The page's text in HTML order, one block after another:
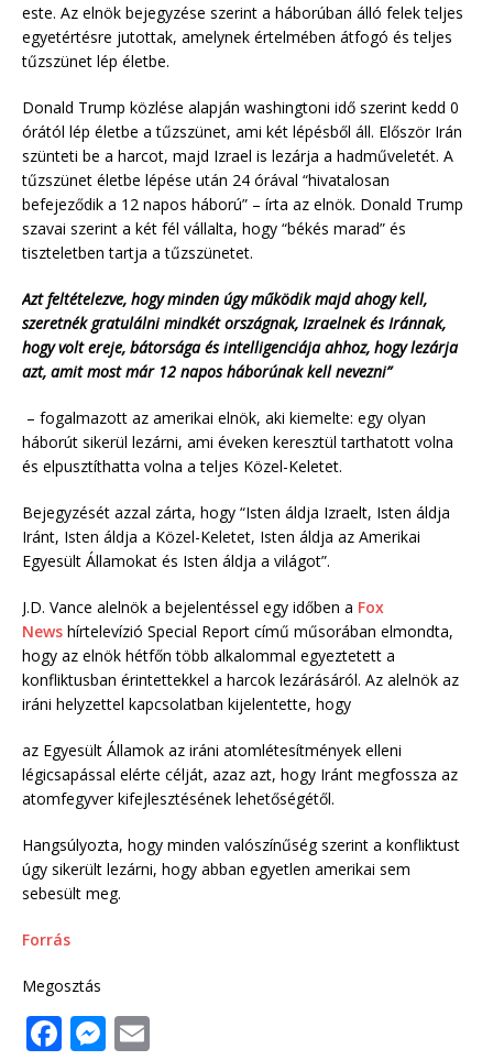
este. Az elnök bejegyzése szerint a háborúban álló felek teljes
egyetértésre jutottak, amelynek értelmében átfogó és teljes
tűzszünet lép életbe.
Donald Trump közlése alapján washingtoni idő szerint kedd 0
órától lép életbe a tűzszünet, ami két lépésből áll. Először Irán
szünteti be a harcot, majd Izrael is lezárja a hadműveletét. A
tűzszünet életbe lépése után 24 órával “hivatalosan
befejeződik a 12 napos háború” – írta az elnök. Donald Trump
szavai szerint a két fél vállalta, hogy “békés marad” és
tiszteletben tartja a tűzszünetet.
Azt feltételezve, hogy minden úgy működik majd ahogy kell,
szeretnék gratulálni mindkét országnak, Izraelnek és Iránnak,
hogy volt ereje, bátorsága és intelligenciája ahhoz, hogy lezárja
azt, amit most már 12 napos háborúnak kell nevezni”
– fogalmazott az amerikai elnök, aki kiemelte: egy olyan
háborút sikerül lezárni, ami éveken keresztül tarthatott volna
és elpusztíthatta volna a teljes Közel-Keletet.
Bejegyzését azzal zárta, hogy “Isten áldja Izraelt, Isten áldja
Iránt, Isten áldja a Közel-Keletet, Isten áldja az Amerikai
Egyesült Államokat és Isten áldja a világot”.
J.D. Vance alelnök a bejelentéssel egy időben a Fox
News hírtelevízió Special Report című műsorában elmondta,
hogy az elnök hétfőn több alkalommal egyeztetett a
konfliktusban érintettekkel a harcok lezárásáról. Az alelnök az
iráni helyzettel kapcsolatban kijelentette, hogy
az Egyesült Államok az iráni atomlétesítmények elleni
légicsapással elérte célját, azaz azt, hogy Iránt megfossza az
atomfegyver kifejlesztésének lehetőségétől.
Hangsúlyozta, hogy minden valószínűség szerint a konfliktust
úgy sikerült lezárni, hogy abban egyetlen amerikai sem
sebesült meg.
Forrás
Megosztás
F M